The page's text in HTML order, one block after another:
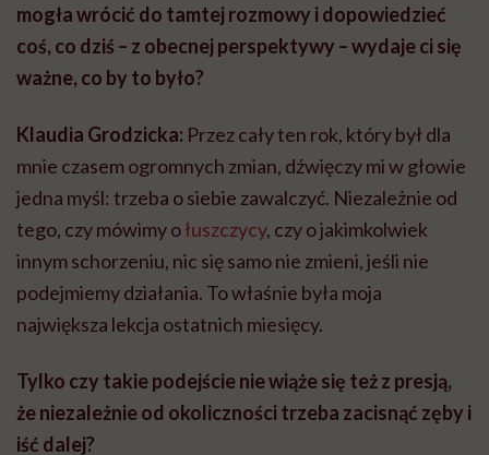
mogła wrócić do tamtej rozmowy i dopowiedzieć
coś, co dziś – z obecnej perspektywy – wydaje ci się
ważne, co by to było?
Klaudia Grodzicka: Przez cały ten rok, który był dla
mnie czasem ogromnych zmian, dźwięczy mi w głowie
jedna myśl: trzeba o siebie zawalczyć. Niezależnie od
tego, czy mówimy ołuszczycy, czy o jakimkolwiek
innym schorzeniu, nic się samo nie zmieni, jeśli nie
podejmiemy działania. To właśnie była moja
największa lekcja ostatnich miesięcy.
Tylko czy takie podejście nie wiąże się też z presją,
że niezależnie od okoliczności trzeba zacisnąć zęby i
iść dalej?